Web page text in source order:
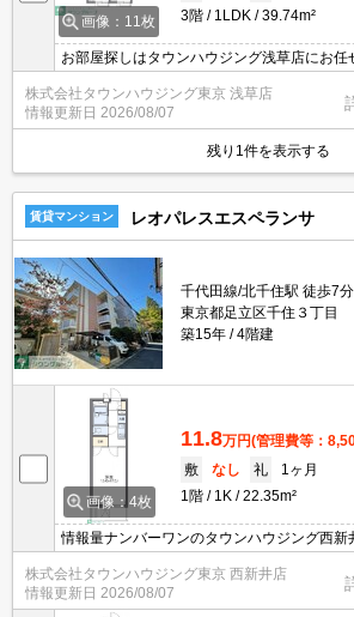
画像：11枚
3階
1LDK 39.74m²
お部屋探しはタウンハウジング浅草店にお任
株式会社タウンハウジング東京 浅草店
情報更新日 2026/08/07
残り1件を表示する
賃貸マンション レオパレスエスペランサ
千代田線/北千住駅 徒歩7分
東京都足立区千住３丁目
築15年
4階建
画像：4枚
11.8万円(管理費等：
敷
なし 礼
1ヶ月
1階
1K 22.35m²
情報量ナンバーワンのタウンハウジング西新
株式会社タウンハウジング東京 西新井店
情報更新日 2026/08/07